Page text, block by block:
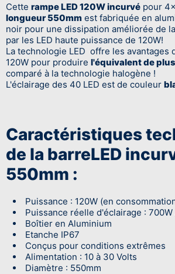
Cette rampe LED 120W incurvé pour
longueur 550mm est fabriquée en
noir pour une dissipation améliorée de
par les LED haute puissance de 120W!
La technologie LED offre les avantages
120W pour produire l'équivalent de
comparé à la technologie halogène !
L'éclairage des 40 LED est de couleur
Caractéristiques
de la barreLED
550mm :
Puissance : 120W (en
Puissance réelle d'éclairage : 700W
Boîtier en Aluminium
Etanche IP67
Conçus pour conditions extrêmes
Alimentation : 10 à 30 Volts
Diamètre : 550mm